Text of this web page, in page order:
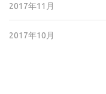
2017年11月
2017年10月